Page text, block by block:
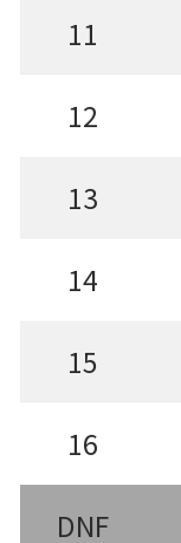
11
12
13
14
15
16
DNF